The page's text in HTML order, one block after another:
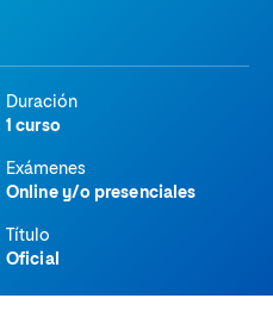
Duración
1 curso
Exámenes
Online y/o presenciales
Título
Oficial